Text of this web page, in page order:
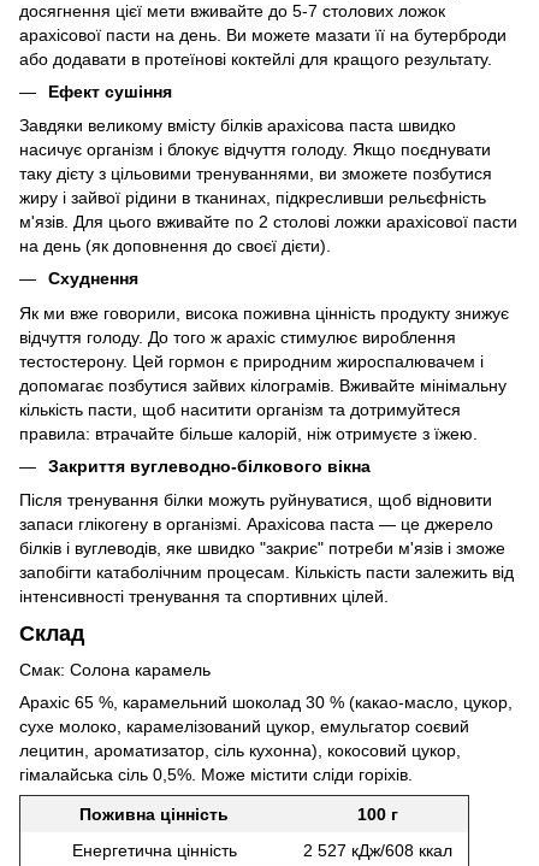
досягнення цієї мети вживайте до 5-7 столових ложок
арахісової пасти на день. Ви можете мазати її на бутерброди
або додавати в протеїнові коктейлі для кращого результату.
Ефект сушіння
Завдяки великому вмісту білків арахісова паста швидко
насичує організм і блокує відчуття голоду. Якщо поєднувати
таку дієту з цільовими тренуваннями, ви зможете позбутися
жиру і зайвої рідини в тканинах, підкресливши рельєфність
м'язів. Для цього вживайте по 2 столові ложки арахісової пасти
на день (як доповнення до своєї дієти).
Схуднення
Як ми вже говорили, висока поживна цінність продукту знижує
відчуття голоду. До того ж арахіс стимулює вироблення
тестостерону. Цей гормон є природним жироспалювачем і
допомагає позбутися зайвих кілограмів. Вживайте мінімальну
кількість пасти, щоб наситити організм та дотримуйтеся
правила: втрачайте більше калорій, ніж отримуєте з їжею.
Закриття вуглеводно-білкового вікна
Після тренування білки можуть руйнуватися, щоб відновити
запаси глікогену в організмі. Арахісова паста — це джерело
білків і вуглеводів, яке швидко "закриє" потреби м'язів і зможе
запобігти катаболічним процесам. Кількість пасти залежить від
інтенсивності тренування та спортивних цілей.
Склад
Смак: Солона карамель
Арахіс 65 %, карамельний шоколад 30 % (какао-масло, цукор,
сухе молоко, карамелізований цукор, емульгатор соєвий
лецитин, ароматизатор, сіль кухонна), кокосовий цукор,
гімалайська сіль 0,5%. Може містити сліди горіхів.
Поживна цінність
100 г
Енергетична цінність
2 527 кДж/608 ккал